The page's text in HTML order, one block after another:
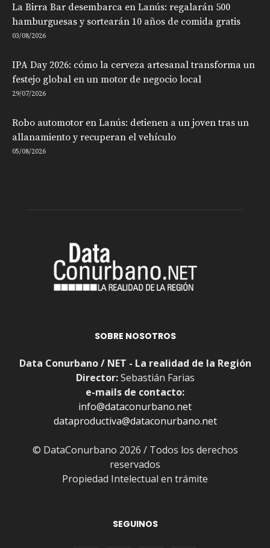
La Birra Bar desembarca en Lanús: regalarán 500
hamburguesas y sortearán 10 años de comida gratis
03/08/2026
IPA Day 2026: cómo la cerveza artesanal transforma un
festejo global en un motor de negocio local
29/07/2026
Robo automotor en Lanús: detienen a un joven tras un
allanamiento y recuperan el vehículo
05/08/2026
SOBRE NOSOTROS
Data Conurbano / NET - La realidad de la Región
Director:Sebastián Farias
e-mails de contacto:
info@dataconurbano.net
dataproductiva@dataconurbano.net
© DataConurbano 2026 / Todos los derechos
reservados
Propiedad Intelectual en trámite
SEGUINOS